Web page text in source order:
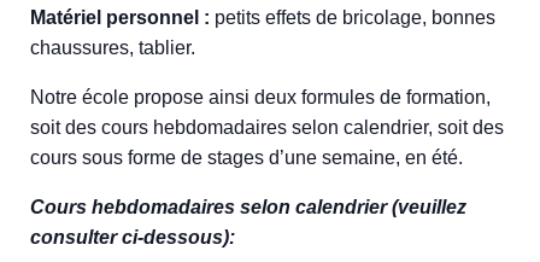
Matériel personnel : petits effets de bricolage, bonnes
chaussures, tablier.
Notre école propose ainsi deux formules de formation,
soit des cours hebdomadaires selon calendrier, soit des
cours sous forme de stages d’une semaine, en été.
Cours hebdomadaires selon calendrier (veuillez
consulter ci-dessous):